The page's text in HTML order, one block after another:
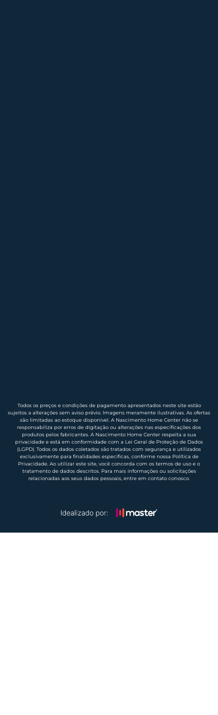
Todos os preços e condições de pagamento apresentados neste site estão
sujeitos a alterações sem aviso prévio. Imagens meramente ilustrativas. As ofertas
são limitadas ao estoque disponível. A Nascimento Home Center não se
responsabiliza por erros de digitação ou alterações nas especificações dos
produtos pelos fabricantes. A Nascimento Home Center respeita a sua
privacidade e está em conformidade com a Lei Geral de Proteção de Dados
(LGPD). Todos os dados coletados são tratados com segurança e utilizados
exclusivamente para finalidades específicas, conforme nossa Política de
Privacidade. Ao utilizar este site, você concorda com os termos de uso e o
tratamento de dados descritos. Para mais informações ou solicitações
relacionadas aos seus dados pessoais, entre em contato conosco.